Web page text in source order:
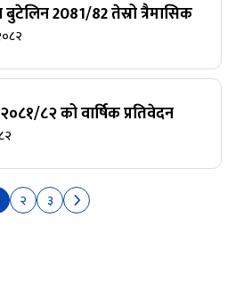
2081/82 तेस्रो त्रैमासिक
८२ को वार्षिक प्रतिवेदन
२ ३